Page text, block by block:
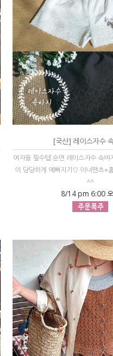
[국산] 레이스자수
여자들 필수템 순면 레이스자수 속바
이 당당하게 예뻐지기♡ 이너팬츠+
^^
8/14 pm 6:00